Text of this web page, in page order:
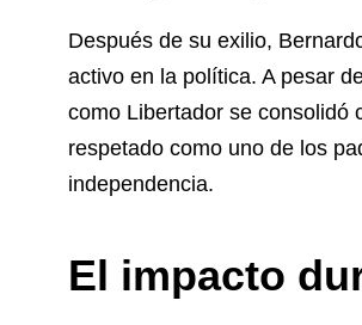
Después de su exilio,
activo en la política. A pesar
como Libertador se consolidó
respetado como uno de los
independencia.
El impacto